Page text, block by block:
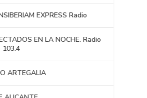
EXPRESS Radio
EN LA NOCHE. Radio
103.4
ARTEGALIA